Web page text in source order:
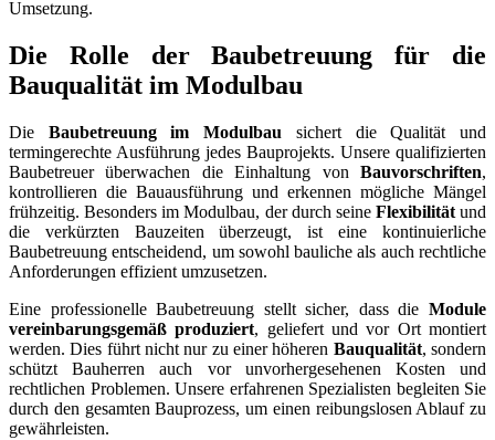
Umsetzung.
Die Rolle der Baubetreuung für die
Bauqualität im Modulbau
Die Baubetreuung im Modulbau sichert die Qualität und
termingerechte Ausführung jedes Bauprojekts. Unsere qualifizierten
Baubetreuer überwachen die Einhaltung von Bauvorschriften,
kontrollieren die Bauausführung und erkennen mögliche Mängel
frühzeitig. Besonders im Modulbau, der durch seine Flexibilitätund
die verkürzten Bauzeiten überzeugt, ist eine kontinuierliche
Baubetreuung entscheidend, um sowohl bauliche als auch rechtliche
Anforderungen effizient umzusetzen.
Eine professionelle Baubetreuung stellt sicher, dass die Module
vereinbarungsgemäß produziert, geliefert und vor Ort montiert
werden. Dies führt nicht nur zu einer höheren Bauqualität, sondern
schützt Bauherren auch vor unvorhergesehenen Kosten und
rechtlichen Problemen. Unsere erfahrenen Spezialisten begleiten Sie
durch den gesamten Bauprozess, um einen reibungslosen Ablauf zu
gewährleisten.